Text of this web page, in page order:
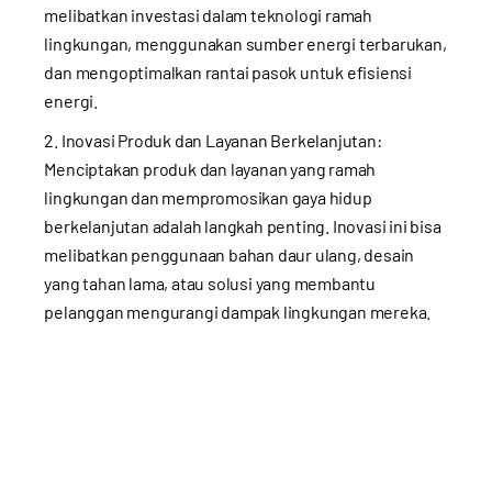
melibatkan investasi dalam teknologi ramah
lingkungan, menggunakan sumber energi terbarukan,
dan mengoptimalkan rantai pasok untuk efisiensi
energi.
2. Inovasi Produk dan Layanan Berkelanjutan:
Menciptakan produk dan layanan yang ramah
lingkungan dan mempromosikan gaya hidup
berkelanjutan adalah langkah penting. Inovasi ini bisa
melibatkan penggunaan bahan daur ulang, desain
yang tahan lama, atau solusi yang membantu
pelanggan mengurangi dampak lingkungan mereka.